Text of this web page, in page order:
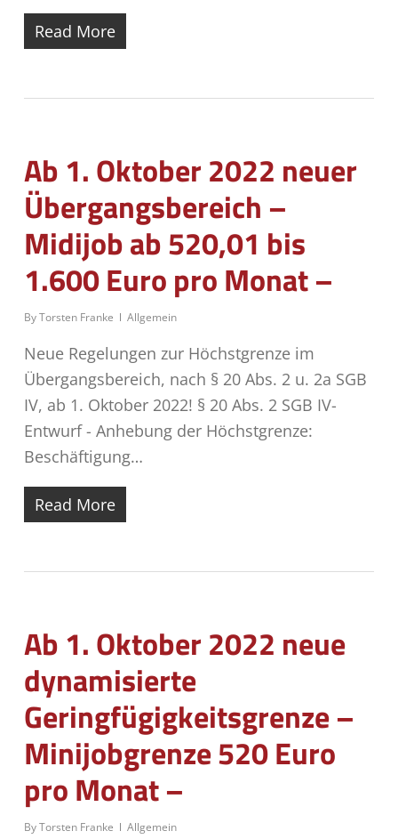
Read More
Ab 1. Oktober 2022 neuer
Übergangsbereich –
Midijob ab 520,01 bis
1.600 Euro pro Monat –
ByTorsten Franke Allgemein
Neue Regelungen zur Höchstgrenze im
Übergangsbereich, nach § 20 Abs. 2 u. 2a SGB
IV, ab 1. Oktober 2022! § 20 Abs. 2 SGB IV-
Entwurf - Anhebung der Höchstgrenze:
Beschäftigung…
Read More
Ab 1. Oktober 2022 neue
dynamisierte
Geringfügigkeitsgrenze –
Minijobgrenze 520 Euro
pro Monat –
ByTorsten Franke Allgemein